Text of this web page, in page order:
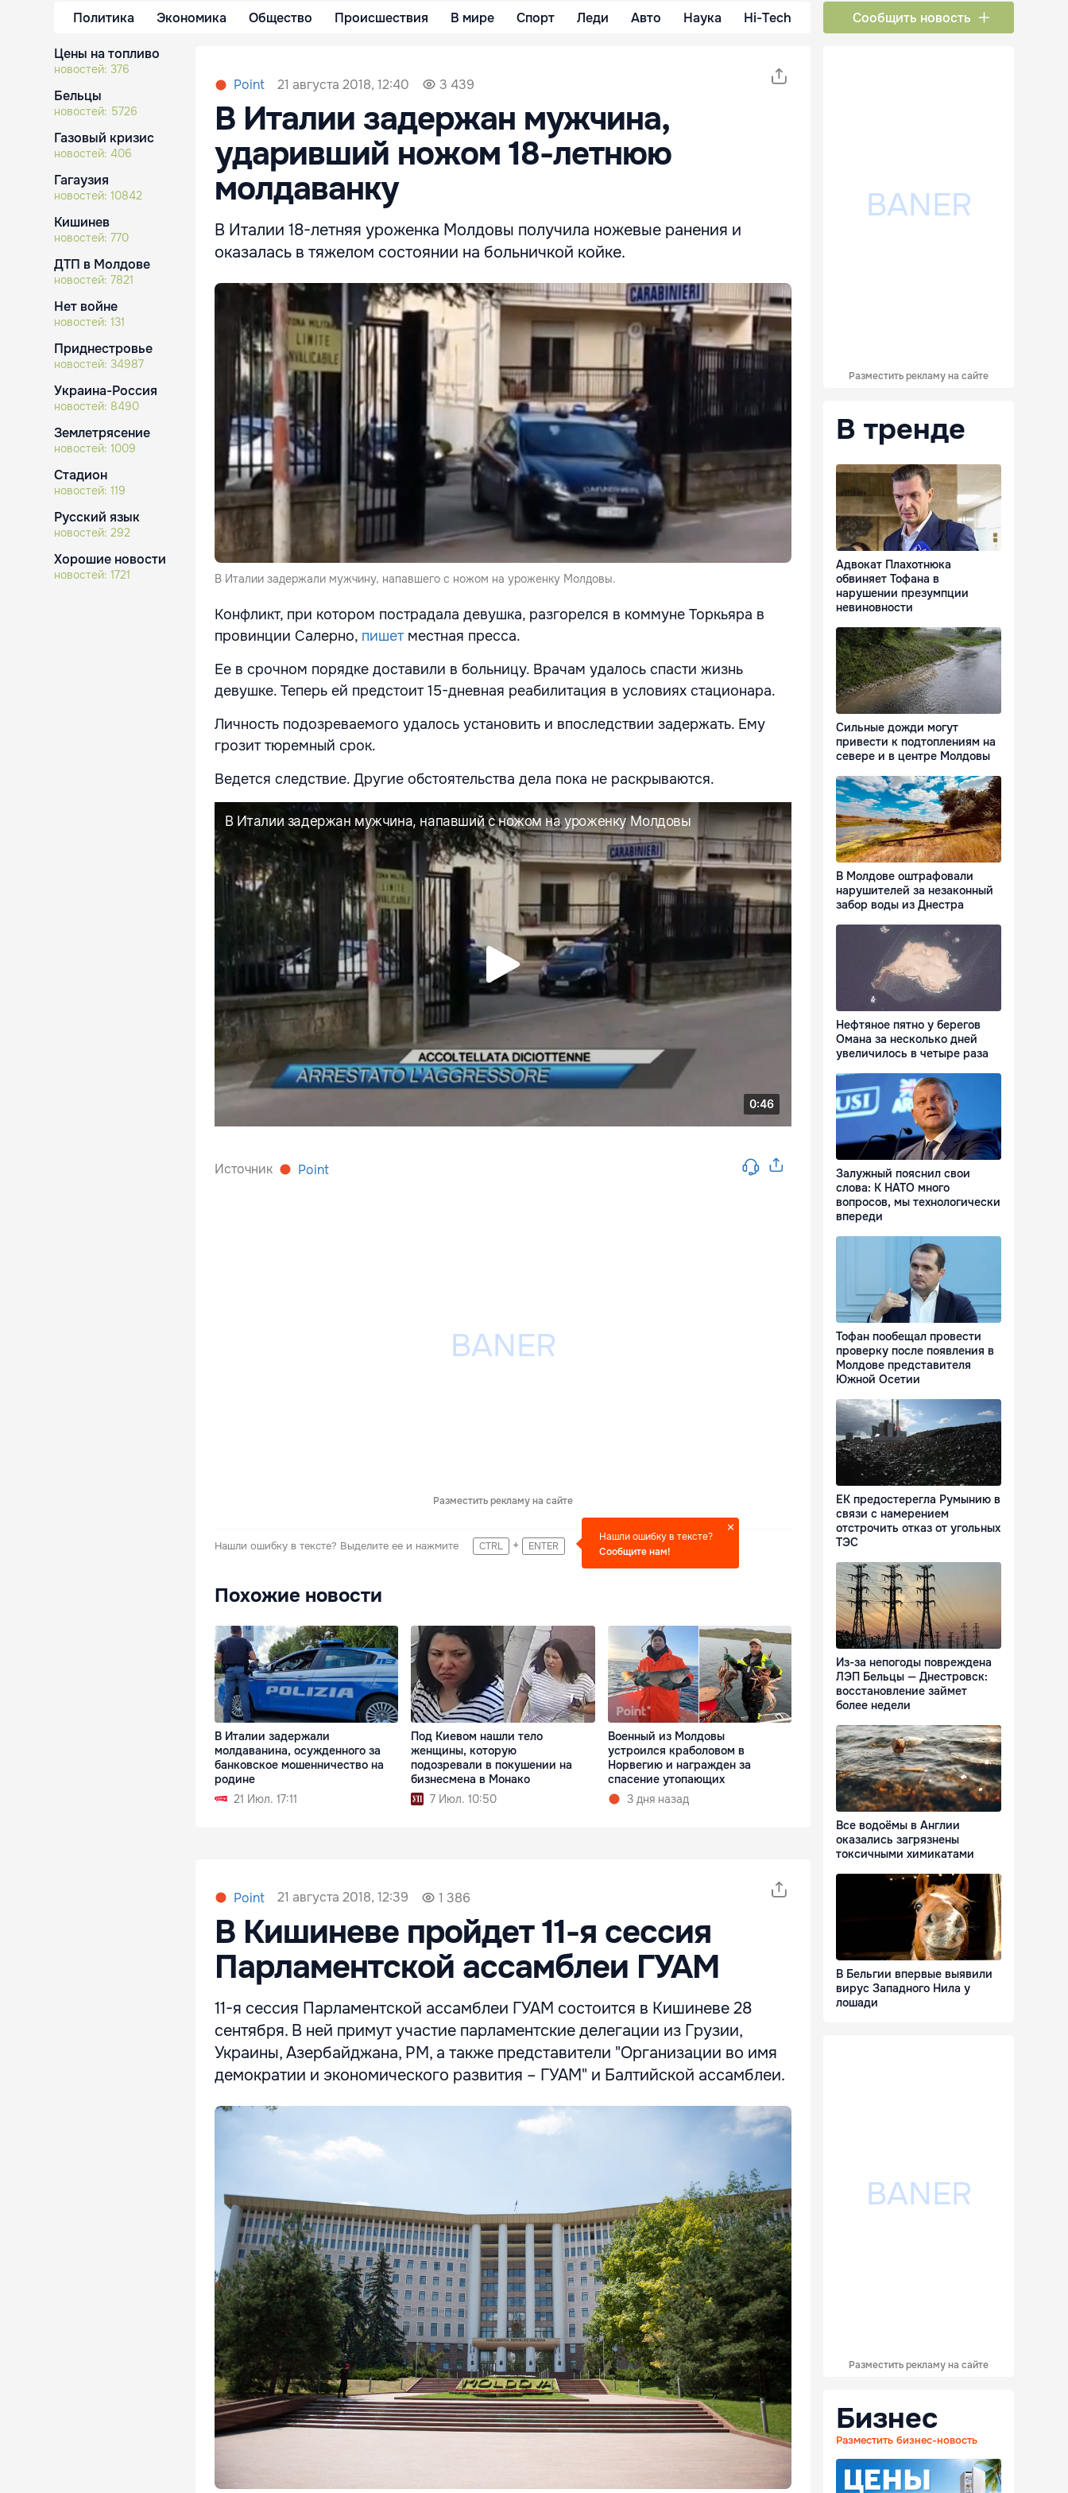
Политика Экономика Общество Происшествия В мире Спорт Леди Авто Наука Hi-Tech Сообщить новость
Цены на топливо
новостей: 376
Бельцы
новостей: 5726
Газовый кризис
новостей: 406
Гагаузия
новостей: 10842
Кишинев
новостей: 770
ДТП в Молдове
новостей: 7821
Нет войне
новостей: 131
Приднестровье
новостей: 34987
Украина-Россия
новостей: 8490
Землетрясение
новостей: 1009
Стадион
новостей: 119
Русский язык
новостей: 292
Хорошие новости
новостей: 1721
Point 21 августа 2018, 12:40 3 439
В Италии задержан мужчина,
ударивший ножом 18-летнюю
молдаванку
В Италии 18-летняя уроженка Молдовы получила ножевые ранения и
оказалась в тяжелом состоянии на больничкой койке.
В Италии задержали мужчину, напавшего с ножом на уроженку Молдовы.
Конфликт, при котором пострадала девушка, разгорелся в коммуне Торкьяра в
провинции Салерно, пишет местная пресса.
Ее в срочном порядке доставили в больницу. Врачам удалось спасти жизнь
девушке. Теперь ей предстоит 15-дневная реабилитация в условиях стационара.
Личность подозреваемого удалось установить и впоследствии задержать. Ему
грозит тюремный срок.
Ведется следствие. Другие обстоятельства дела пока не раскрываются.
Источник Point
Разместить рекламу на сайте
Нашли ошибку в тексте? Выделите ее и нажмите CTRL + ENTER
Нашли ошибку в тексте?
Сообщите нам!
Похожие новости
В Италии задержали
молдаванина, осужденного за
банковское мошенничество на
родине
21 Июл. 17:11
Под Киевом нашли тело
женщины, которую
подозревали в покушении на
бизнесмена в Монако
7 Июл. 10:50
Военный из Молдовы
устроился краболовом в
Норвегию и награжден за
спасение утопающих
3 дня назад
Point 21 августа 2018, 12:39 1 386
В Кишиневе пройдет 11-я сессия
Парламентской ассамблеи ГУАМ
11-я сессия Парламентской ассамблеи ГУАМ состоится в Кишиневе 28
сентября. В ней примут участие парламентские делегации из Грузии,
Украины, Азербайджана, РМ, а также представители "Организации во имя
демократии и экономического развития – ГУАМ" и Балтийской ассамблеи.
Разместить рекламу на сайте
В тренде
Адвокат Плахотнюка
обвиняет Тофана в
нарушении презумпции
невиновности
Сильные дожди могут
привести к подтоплениям на
севере и в центре Молдовы
В Молдове оштрафовали
нарушителей за незаконный
забор воды из Днестра
Нефтяное пятно у берегов
Омана за несколько дней
увеличилось в четыре раза
Залужный пояснил свои
слова: К НАТО много
вопросов, мы технологически
впереди
Тофан пообещал провести
проверку после появления в
Молдове представителя
Южной Осетии
ЕК предостерегла Румынию в
связи с намерением
отстрочить отказ от угольных
ТЭС
Из-за непогоды повреждена
ЛЭП Бельцы — Днестровск:
восстановление займет
более недели
Все водоёмы в Англии
оказались загрязнены
токсичными химикатами
В Бельгии впервые выявили
вирус Западного Нила у
лошади
Разместить рекламу на сайте
Бизнес
Разместить бизнес-новость